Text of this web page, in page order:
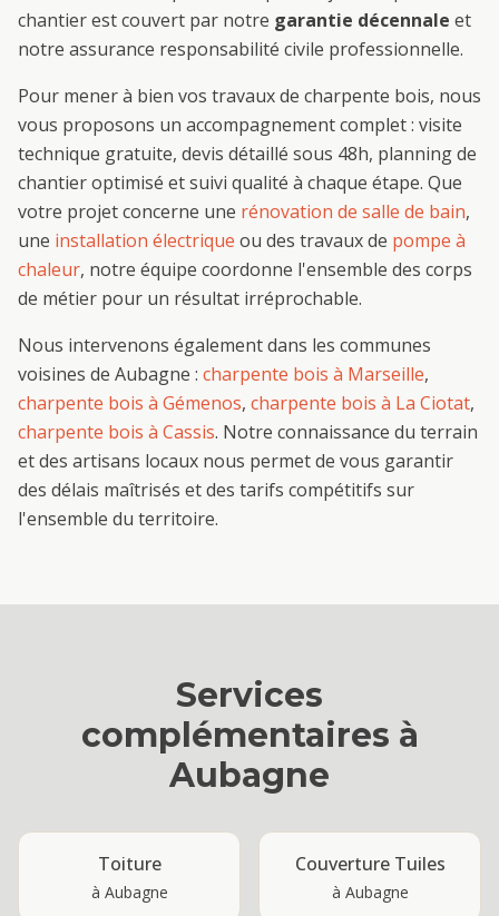
chantier est couvert par notre garantie décennale et
notre assurance responsabilité civile professionnelle.
Pour mener à bien vos travaux de charpente bois, nous
vous proposons un accompagnement complet : visite
technique gratuite, devis détaillé sous 48h, planning de
chantier optimisé et suivi qualité à chaque étape. Que
votre projet concerne une rénovation de salle de bain,
une installation électrique ou des travaux de pompe à
chaleur, notre équipe coordonne l'ensemble des corps
de métier pour un résultat irréprochable.
Nous intervenons également dans les communes
voisines de Aubagne : charpente bois à Marseille,
charpente bois à Gémenos, charpente bois à La Ciotat,
charpente bois à Cassis. Notre connaissance du terrain
et des artisans locaux nous permet de vous garantir
des délais maîtrisés et des tarifs compétitifs sur
l'ensemble du territoire.
Services
complémentaires à
Aubagne
Toiture
à Aubagne
Couverture Tuiles
à Aubagne